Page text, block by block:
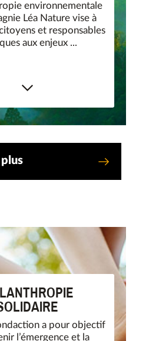
environnementale
Léa Nature vise à
et responsables
aux enjeux ...
plus
a pour objectif
l’émergence et la